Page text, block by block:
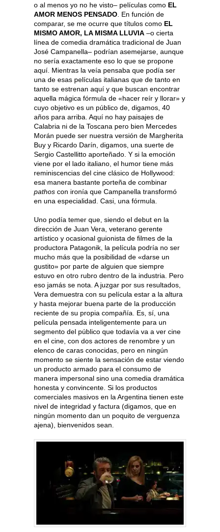
o al menos yo no he visto– películas como EL
AMOR MENOS PENSADO . En función de
comparar, se me ocurre que títulos como EL
MISMO AMOR, LA MISMA LLUVIA –o cierta
línea de comedia dramática tradicional de Juan
José Campanella– podrían asemejarse, aunque
no sería exactamente eso lo que se propone
aquí. Mientras la veía pensaba que podía ser
una de esas películas italianas que de tanto en
tanto se estrenan aquí y que buscan encontrar
aquella mágica fórmula de «hacer reír y llorar» y
cuyo objetivo es un público de, digamos, 40
años para arriba. Aquí no hay paisajes de
Calabria ni de la Toscana pero bien Mercedes
Morán puede ser nuestra versión de Margherita
Buy y Ricardo Darín, digamos, una suerte de
Sergio Castellitto aporteñado. Y si la emoción
viene por el lado italiano, el humor tiene más
reminiscencias del cine clásico de Hollywood:
esa manera bastante porteña de combinar
pathos con ironía que Campanella transformó
en una especialidad. Casi, una fórmula.
Uno podía temer que, siendo el debut en la
dirección de Juan Vera, veterano gerente
artístico y ocasional guionista de filmes de la
productora Patagonik, la película podría no ser
mucho más que la posibilidad de «darse un
gustito» por parte de alguien que siempre
estuvo en otro rubro dentro de la industria. Pero
eso jamás se nota. A juzgar por sus resultados,
Vera demuestra con su película estar a la altura
y hasta mejorar buena parte de la producción
reciente de su propia compañía. Es, sí, una
película pensada inteligentemente para un
segmento del público que todavía va a ver cine
en el cine, con dos actores de renombre y un
elenco de caras conocidas, pero en ningún
momento se siente la sensación de estar viendo
un producto armado para el consumo de
manera impersonal sino una comedia dramática
honesta y convincente. Si los productos
comerciales masivos en la Argentina tienen este
nivel de integridad y factura (digamos, que en
ningún momento dan un poquito de verguenza
ajena), bienvenidos sean.